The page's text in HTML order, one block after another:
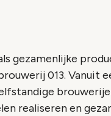
gezamenlijke
013. Vanuit
realiseren en